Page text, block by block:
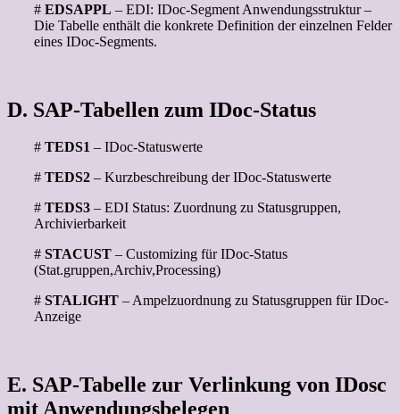
# EDSAPPL – EDI: IDoc-Segment Anwendungsstruktur –
Die Tabelle enthält die konkrete Definition der einzelnen Felder
eines IDoc-Segments.
D. SAP-Tabellen zum IDoc-Status
# TEDS1 – IDoc-Statuswerte
# TEDS2 – Kurzbeschreibung der IDoc-Statuswerte
# TEDS3 – EDI Status: Zuordnung zu Statusgruppen,
Archivierbarkeit
# STACUST – Customizing für IDoc-Status
(Stat.gruppen,Archiv,Processing)
# STALIGHT – Ampelzuordnung zu Statusgruppen für IDoc-
Anzeige
E. SAP-Tabelle zur Verlinkung von IDosc
mit Anwendungsbelegen